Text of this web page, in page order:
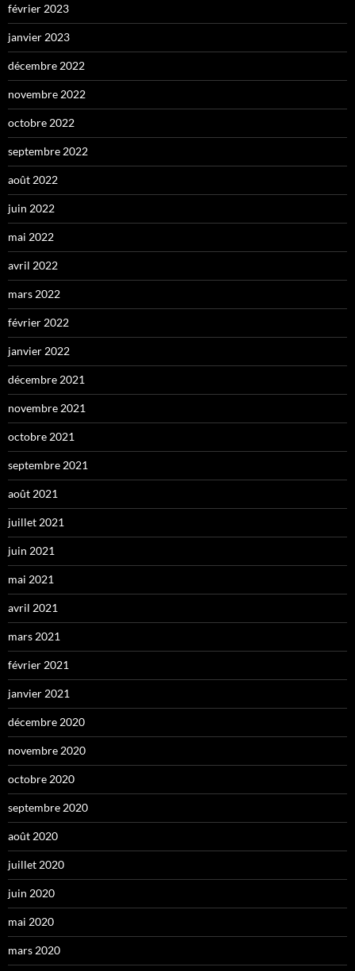
février 2023
janvier 2023
décembre 2022
novembre 2022
octobre 2022
septembre 2022
août 2022
juin 2022
mai 2022
avril 2022
mars 2022
février 2022
janvier 2022
décembre 2021
novembre 2021
octobre 2021
septembre 2021
août 2021
juillet 2021
juin 2021
mai 2021
avril 2021
mars 2021
février 2021
janvier 2021
décembre 2020
novembre 2020
octobre 2020
septembre 2020
août 2020
juillet 2020
juin 2020
mai 2020
mars 2020